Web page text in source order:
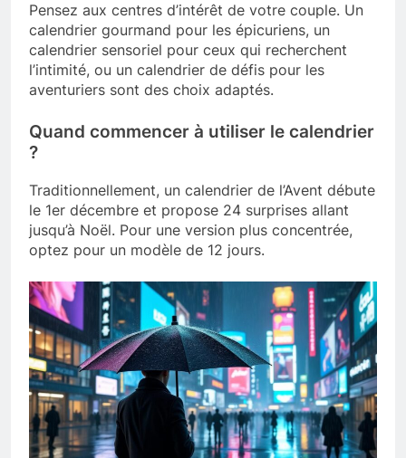
Pensez aux centres d’intérêt de votre couple. Un
calendrier gourmand pour les épicuriens, un
calendrier sensoriel pour ceux qui recherchent
l’intimité, ou un calendrier de défis pour les
aventuriers sont des choix adaptés.
Quand commencer à utiliser le calendrier
?
Traditionnellement, un calendrier de l’Avent débute
le 1er décembre et propose 24 surprises allant
jusqu’à Noël. Pour une version plus concentrée,
optez pour un modèle de 12 jours.